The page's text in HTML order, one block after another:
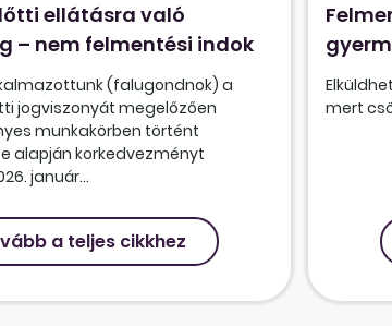
ellátásra való
– nem felmentési indok
(falugondnok) a
jogviszonyát megelőzően
munkakörben történt
alapján korkedvezményt
január...
a teljes cikkhez
mert